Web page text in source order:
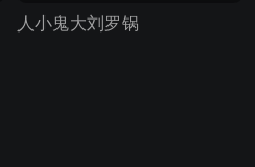
人小鬼大刘罗锅